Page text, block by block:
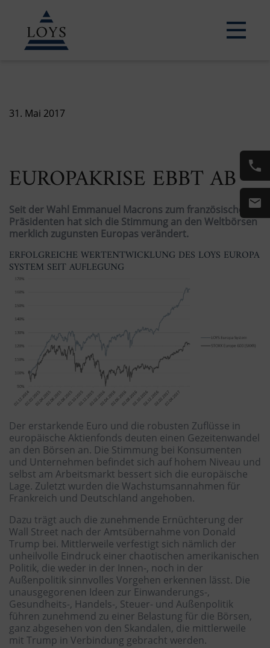
31. Mai 2017
EUROPAKRISE EBBT AB
Seit der Wahl Emmanuel Macrons zum französischen
Präsidenten hat sich die Stimmung an den Weltbörsen
merklich zugunsten Europas verändert.
ERFOLGREICHE WERTENTWICKLUNG DES LOYS EUROPA
SYSTEM SEIT AUFLEGUNG
Der erstarkende Euro und die robusten Zuflüsse in
europäische Aktienfonds deuten einen Gezeitenwandel
an den Börsen an. Die Stimmung bei Konsumenten
und Unternehmen befindet sich auf hohem Niveau und
selbst am Arbeitsmarkt bessert sich die europäische
Lage. Zuletzt wurden die Wachstumsannahmen für
Frankreich und Deutschland angehoben.
Dazu trägt auch die zunehmende Ernüchterung der
Wall Street nach der Amtsübernahme von Donald
Trump bei. Mittlerweile verfestigt sich nämlich der
unheilvolle Eindruck einer chaotischen amerikanischen
Politik, die weder in der Innen-, noch in der
Außenpolitik sinnvolles Vorgehen erkennen lässt. Die
unausgegorenen Ideen zur Einwanderungs-,
Gesundheits-, Handels-, Steuer- und Außenpolitik
führen zunehmend zu einer Belastung für die Börsen,
ganz abgesehen von den Skandalen, die mittlerweile
mit Trump in Verbindung gebracht werden.